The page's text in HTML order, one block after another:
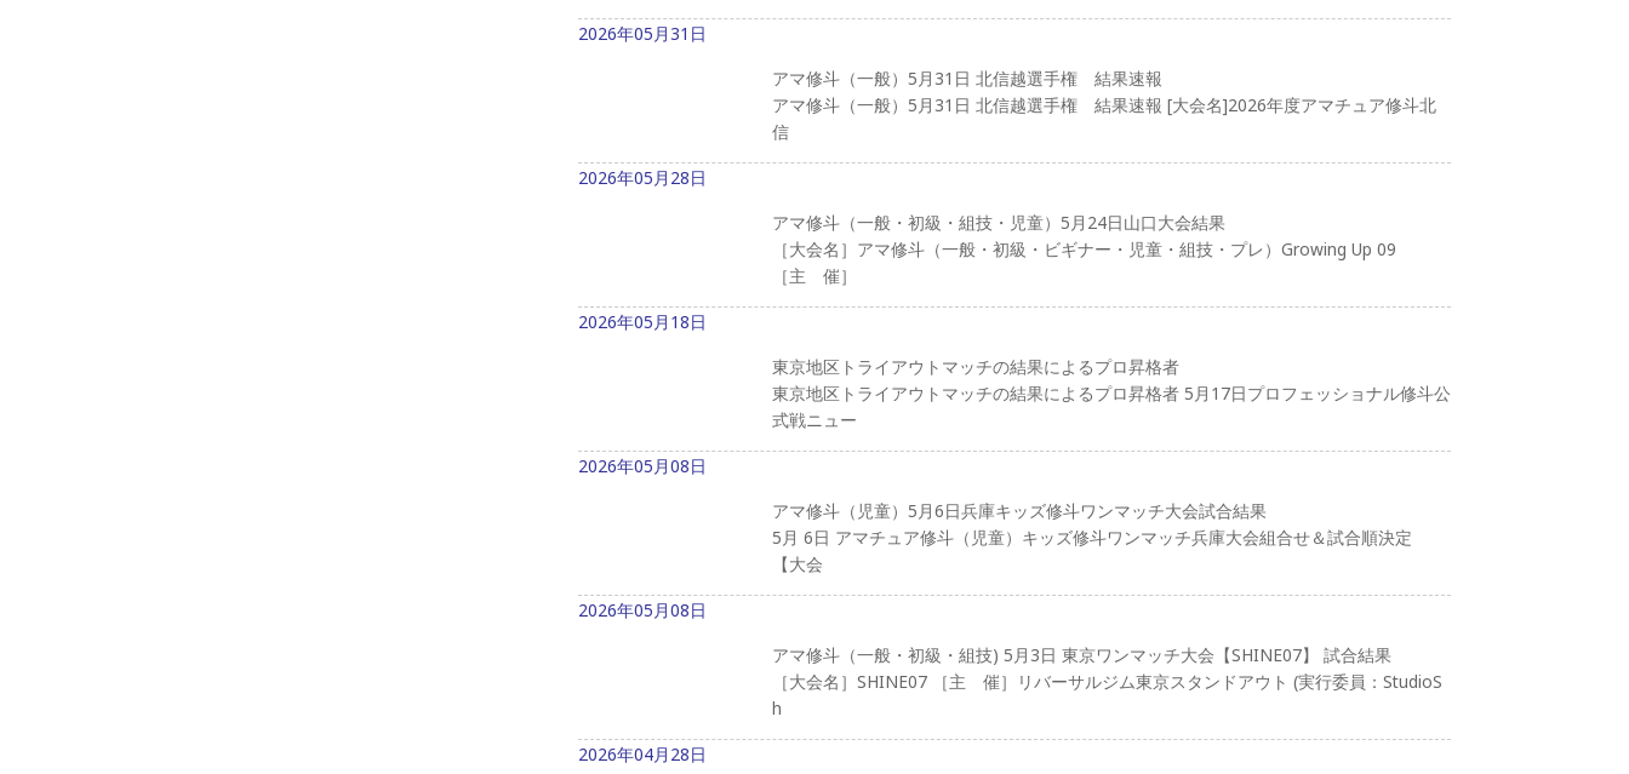
2026年05月31日
アマ修斗（一般）5月31日 北信越選手権 結果速報
アマ修斗（一般）5月31日 北信越選手権 結果速報 [大会名]2026年度アマチュア修斗北
信
2026年05月28日
アマ修斗（一般・初級・組技・児童）5月24日山口大会結果
［大会名］アマ修斗（一般・初級・ビギナー・児童・組技・プレ）Growing Up 09
［主 催］
2026年05月18日
東京地区トライアウトマッチの結果によるプロ昇格者
東京地区トライアウトマッチの結果によるプロ昇格者 5月17日プロフェッショナル修斗公
式戦ニュー
2026年05月08日
アマ修斗（児童）5月6日兵庫キッズ修斗ワンマッチ大会試合結果
5月 6日 アマチュア修斗（児童）キッズ修斗ワンマッチ兵庫大会組合せ＆試合順決定
【大会
2026年05月08日
アマ修斗（一般・初級・組技) 5月3日 東京ワンマッチ大会【SHINE07】 試合結果
［大会名］SHINE07 ［主 催］リバーサルジム東京スタンドアウト (実行委員：StudioS
h
2026年04月28日